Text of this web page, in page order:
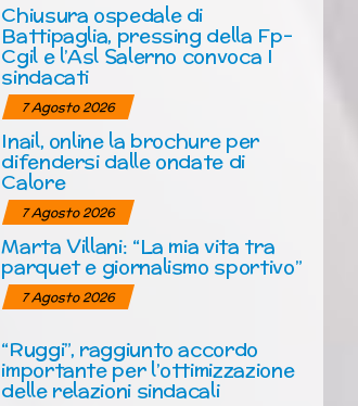
Chiusura ospedale di
Battipaglia, pressing della Fp-
Cgil e l’Asl Salerno convoca I
sindacati
7 Agosto 2026
Inail, online la brochure per
difendersi dalle ondate di
Calore
7 Agosto 2026
Marta Villani: “La mia vita tra
parquet e giornalismo sportivo”
7 Agosto 2026
“Ruggi”, raggiunto accordo
importante per l’ottimizzazione
delle relazioni sindacali